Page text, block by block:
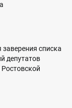
списка
депутатов